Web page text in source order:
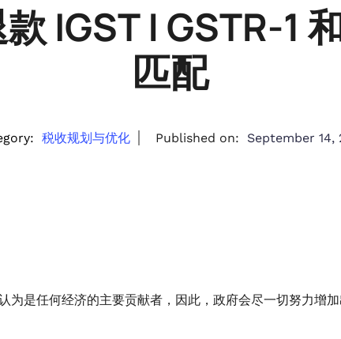
IGST | GSTR-1
匹配
税收规划与优化 Published on: September 14,
为是任何经济的主要贡献者，因此，政府会尽一切努力增